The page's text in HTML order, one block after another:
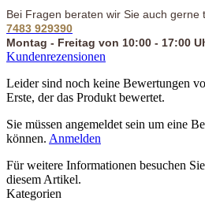
Bei Fragen beraten wir Sie auch
7483 929390
Montag - Freitag von 10:00 - 17:00
Kundenrezensionen
Leider sind noch keine Bewertungen
Erste, der das Produkt bewertet.
Sie müssen angemeldet sein um eine
können. Anmelden
Für weitere Informationen besuchen
diesem Artikel.
Kategorien